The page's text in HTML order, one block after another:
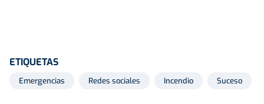
ETIQUETAS
Emergencias Redes sociales Incendio Suceso